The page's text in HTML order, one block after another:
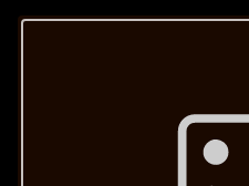
Image Placeholder